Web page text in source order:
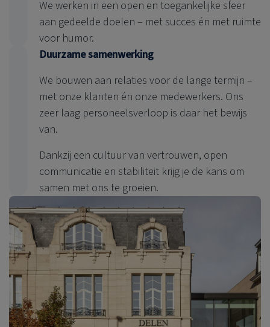
We werken in een open en toegankelijke sfeer
aan gedeelde doelen – met succes én met ruimte
voor humor.
Duurzame samenwerking
We bouwen aan relaties voor de lange termijn –
met onze klanten én onze medewerkers. Ons
zeer laag personeelsverloop is daar het bewijs
van.
Dankzij een cultuur van vertrouwen, open
communicatie en stabiliteit krijg je de kans om
samen met ons te groeien.